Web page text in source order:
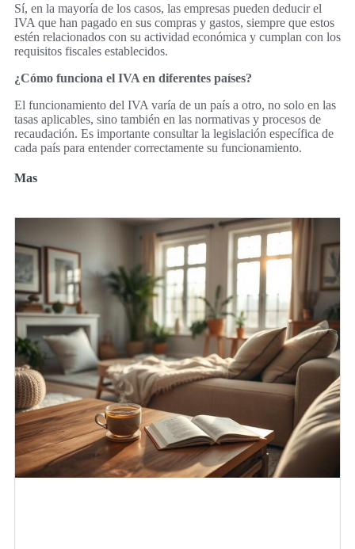
Sí, en la mayoría de los casos, las empresas pueden deducir el
IVA que han pagado en sus compras y gastos, siempre que estos
estén relacionados con su actividad económica y cumplan con los
requisitos fiscales establecidos.
¿Cómo funciona el IVA en diferentes países?
El funcionamiento del IVA varía de un país a otro, no solo en las
tasas aplicables, sino también en las normativas y procesos de
recaudación. Es importante consultar la legislación específica de
cada país para entender correctamente su funcionamiento.
Mas